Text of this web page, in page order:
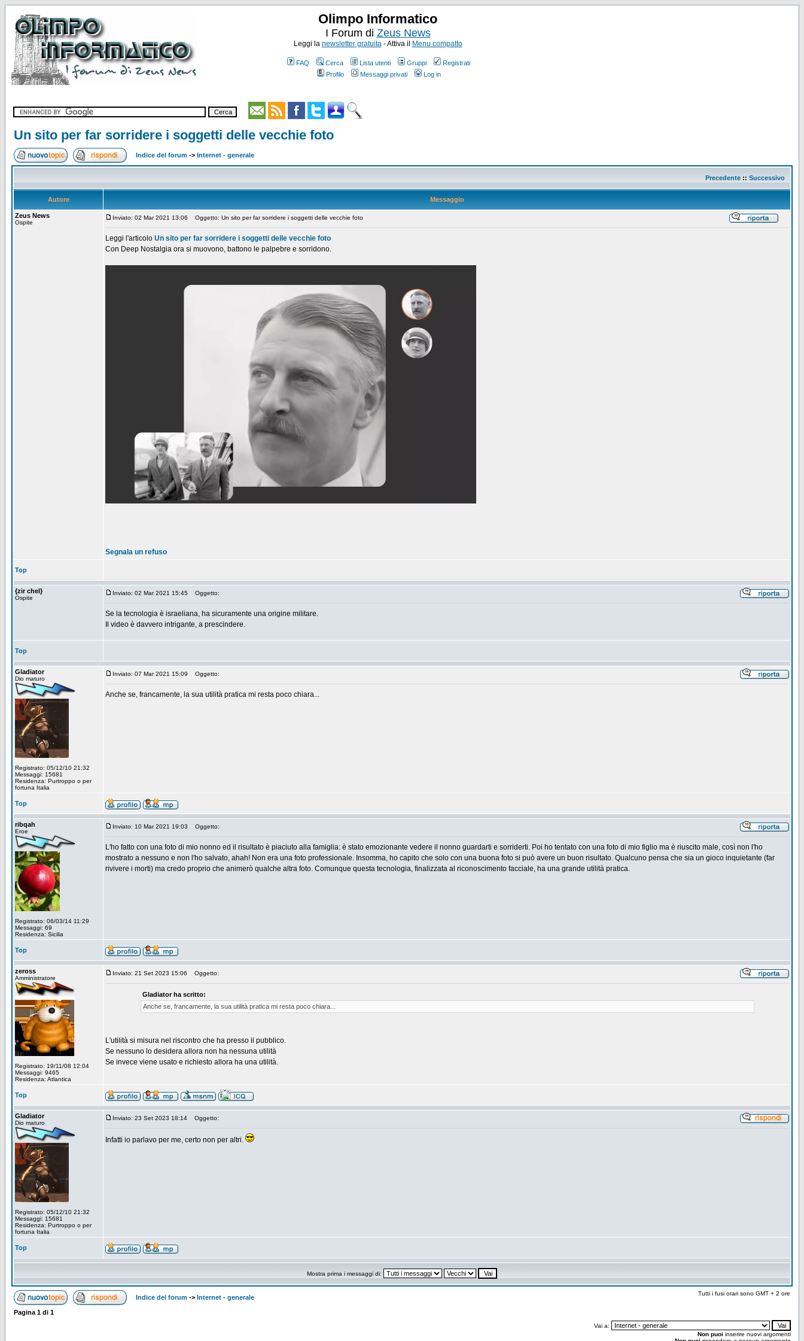
Olimpo Informatico
I Forum di Zeus News
Leggi la newsletter gratuita- Attiva il Menu compatto
FAQ Cerca Lista utenti Gruppi
Registrati
Profilo
Messaggi privati Log in
Un sito per far sorridere i soggetti delle vecchie foto
Indice del forum -> Internet - generale
Precedente :: Successivo
Autore Messaggio
Zeus News
Ospite
Inviato: 02 Mar 2021 13:06 Oggetto: Un sito per far sorridere i soggetti delle vecchie foto
Leggi l'articolo Un sito per far sorridere i soggetti delle vecchie foto
Con Deep Nostalgia ora si muovono, battono le palpebre e sorridono.
Segnala un refuso
Top
{zir chel}
Ospite
Inviato: 02 Mar 2021 15:45 Oggetto:
Se la tecnologia è israeliana, ha sicuramente una origine militare.
Il video è davvero intrigante, a prescindere.
Top
Gladiator
Dio maturo
Registrato: 05/12/10 21:32
Messaggi: 15681
Residenza: Purtroppo o per
fortuna Italia
Inviato: 07 Mar 2021 15:09 Oggetto:
Anche se, francamente, la sua utilità pratica mi resta poco chiara...
Top
ribqah
Eroe
Registrato: 06/03/14 11:29
Messaggi: 69
Residenza: Sicilia
Inviato: 10 Mar 2021 19:03 Oggetto:
L'ho fatto con una foto di mio nonno ed il risultato è piaciuto alla famiglia: è stato emozionante vedere il nonno guardarti e sorriderti. Poi ho tentato con una foto di mio figlio ma è riuscito male, così non l'ho
mostrato a nessuno e non l'ho salvato, ahah! Non era una foto professionale. Insomma, ho capito che solo con una buona foto si può avere un buon risultato. Qualcuno pensa che sia un gioco inquietante (far
rivivere i morti) ma credo proprio che animerò qualche altra foto. Comunque questa tecnologia, finalizzata al riconoscimento facciale, ha una grande utilità pratica.
Top
zeross
Amministratore
Registrato: 19/11/08 12:04
Messaggi: 9465
Residenza: Atlantica
Inviato: 21 Set 2023 15:06 Oggetto:
Gladiator ha scritto:
Anche se, francamente, la sua utilità pratica mi resta poco chiara...
L'utilità si misura nel riscontro che ha presso il pubblico.
Se nessuno lo desidera allora non ha nessuna utilità
Se invece viene usato e richiesto allora ha una utilità.
Top
Gladiator
Dio maturo
Registrato: 05/12/10 21:32
Messaggi: 15681
Residenza: Purtroppo o per
fortuna Italia
Inviato: 23 Set 2023 18:14 Oggetto:
Infatti io parlavo per me, certo non per altri.
Top
Mostra prima i messaggi di:
Indice del forum -> Internet - generale
Tutti i fusi orari sono GMT + 2 ore
Pagina 1 di 1
Vai a:
Non puoi inserire nuovi argomenti